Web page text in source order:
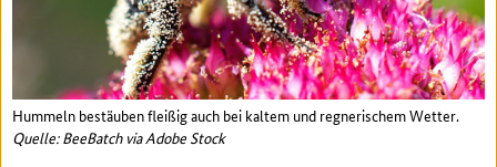
Hummeln bestäuben fleißig auch bei kaltem und regnerischem Wetter.
Quelle: BeeBatch via Adobe Stock